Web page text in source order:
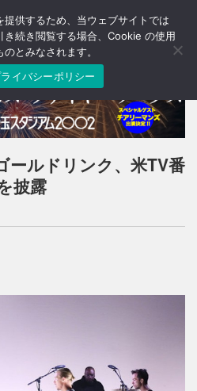
T
o
a
v
i
g
o
ールドリンク、米TV番
披露
提供するため、当ウェブサイトでは
続き閲覧する場合、Cookie の使用
とみなされます。
イバシーポリシー